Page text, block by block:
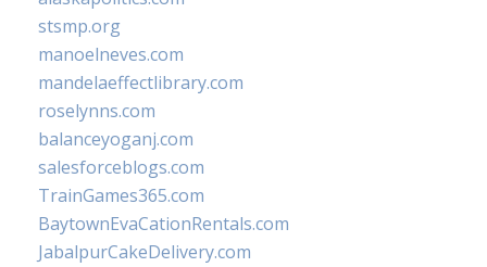
stsmp.org
manoelneves.com
mandelaeffectlibrary.com
roselynns.com
balanceyoganj.com
salesforceblogs.com
TrainGames365.com
BaytownEvaCationRentals.com
JabalpurCakeDelivery.com